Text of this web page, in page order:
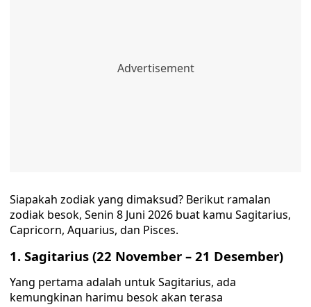
Siapakah zodiak yang dimaksud? Berikut ramalan
zodiak besok, Senin 8 Juni 2026 buat kamu Sagitarius,
Capricorn, Aquarius, dan Pisces.
1. Sagitarius (22 November – 21 Desember)
Yang pertama adalah untuk Sagitarius, ada
kemungkinan harimu besok akan terasa